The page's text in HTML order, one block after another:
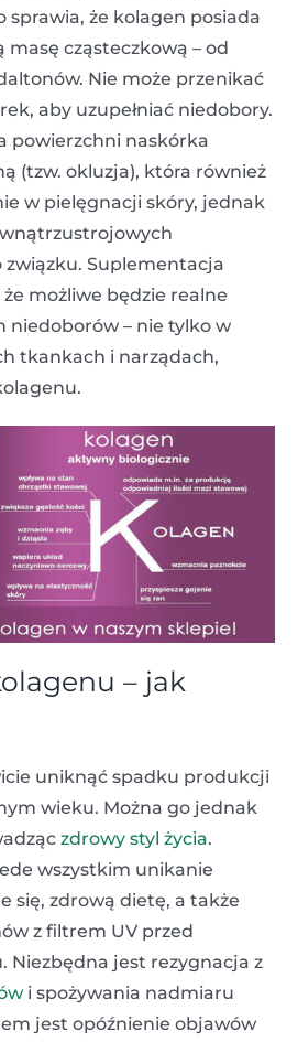
sprawia, że kolagen posiada
cząsteczkową – od
Nie może przenikać
aby uzupełniać niedobory.
powierzchni naskórka
(tzw. okluzja), która również
w pielęgnacji skóry, jednak
Suplementacja
możliwe będzie realne
niedoborów – nie tylko w
tkankach i narządach,
– jak
uniknąć spadku produkcji
wieku. Można go jednak
zdrowy styl życia.
wszystkim unikanie
się, zdrową dietę, a także
z filtrem UV przed
Niezbędna jest rezygnacja z
i spożywania nadmiaru
jest opóźnienie objawów